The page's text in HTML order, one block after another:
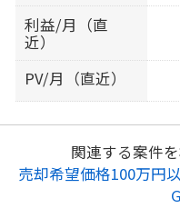
利益/月（直
近）
PV/月（直近）
関連する案件を
売却希望価格100万円